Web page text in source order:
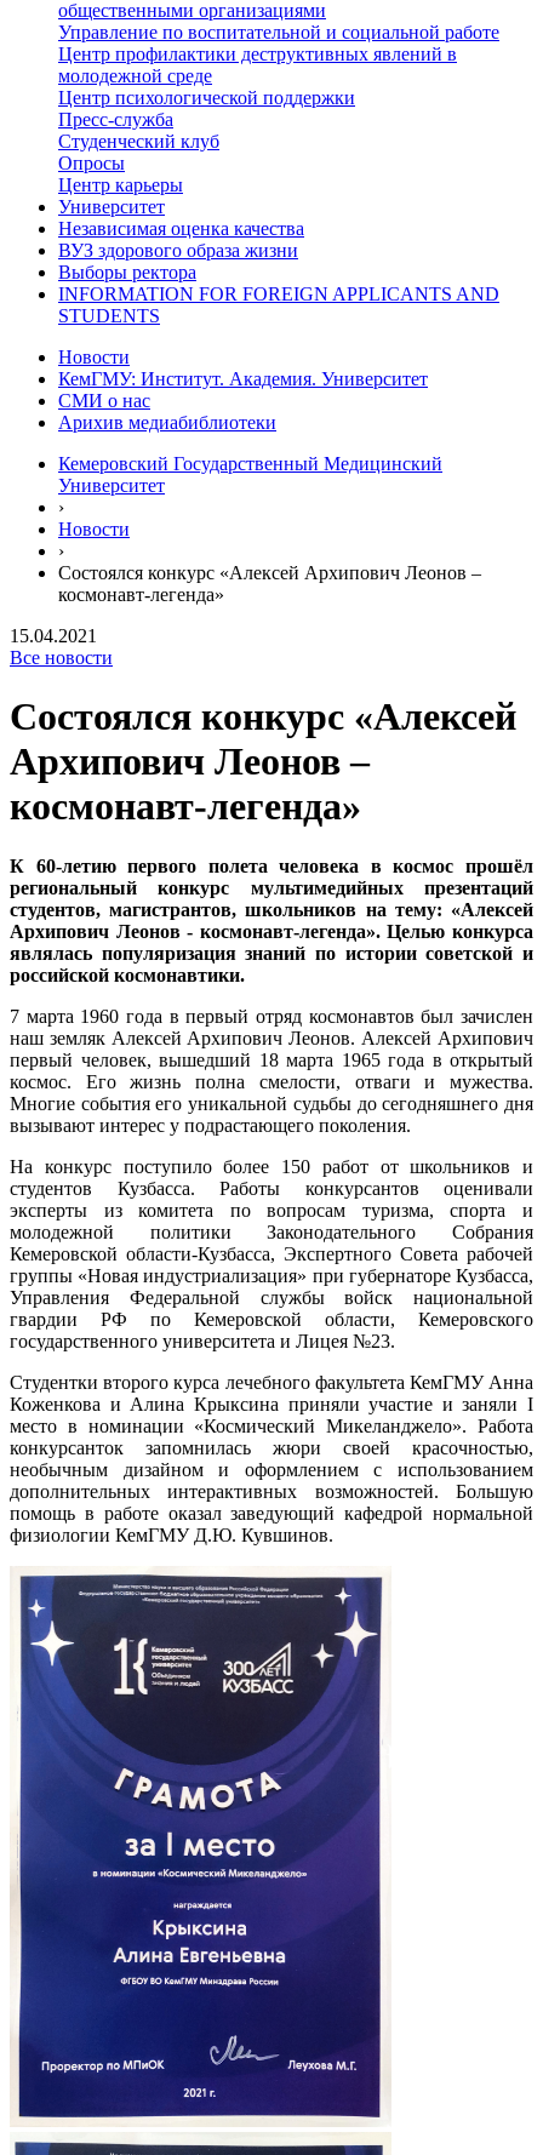
общественными организациями
Управление по воспитательной и социальной работе
Центр профилактики деструктивных явлений в
молодежной среде
Центр психологической поддержки
Пресс-служба
Студенческий клуб
Опросы
Центр карьеры
Университет
Независимая оценка качества
ВУЗ здорового образа жизни
Выборы ректора
INFORMATION FOR FOREIGN APPLICANTS AND
STUDENTS
Новости
КемГМУ: Институт. Академия. Университет
СМИ о нас
Арихив медиабиблиотеки
Кемеровский Государственный Медицинский
Университет
›
Новости
›
Состоялся конкурс «Алексей Архипович Леонов –
космонавт-легенда»
15.04.2021
Все новости
Состоялся конкурс «Алексей
Архипович Леонов –
космонавт-легенда»
К 60-летию первого полета человека в космос прошёл
региональный конкурс мультимедийных презентаций
студентов, магистрантов, школьников на тему: «Алексей
Архипович Леонов - космонавт-легенда». Целью конкурса
являлась популяризация знаний по истории советской и
российской космонавтики.
7 марта 1960 года в первый отряд космонавтов был зачислен
наш земляк Алексей Архипович Леонов. Алексей Архипович
первый человек, вышедший 18 марта 1965 года в открытый
космос. Его жизнь полна смелости, отваги и мужества.
Многие события его уникальной судьбы до сегодняшнего дня
вызывают интерес у подрастающего поколения.
На конкурс поступило более 150 работ от школьников и
студентов Кузбасса. Работы конкурсантов оценивали
эксперты из комитета по вопросам туризма, спорта и
молодежной политики Законодательного Собрания
Кемеровской области-Кузбасса, Экспертного Совета рабочей
группы «Новая индустриализация» при губернаторе Кузбасса,
Управления Федеральной службы войск национальной
гвардии РФ по Кемеровской области, Кемеровского
государственного университета и Лицея №23.
Студентки второго курса лечебного факультета КемГМУ Анна
Коженкова и Алина Крыксина приняли участие и заняли I
место в номинации «Космический Микеланджело». Работа
конкурсанток запомнилась жюри своей красочностью,
необычным дизайном и оформлением с использованием
дополнительных интерактивных возможностей. Большую
помощь в работе оказал заведующий кафедрой нормальной
физиологии КемГМУ Д.Ю. Кувшинов.